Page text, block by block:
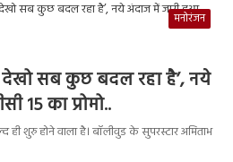
मनोरंजन
सब कुछ बदल रहा है’, नये
15 का प्रोमो..
शुरु होने वाला है। बॉलीवुड के सुपरस्टार अमिताभ